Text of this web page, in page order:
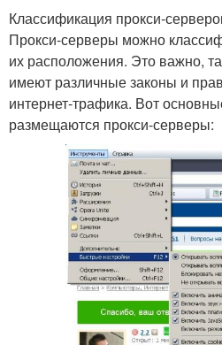
Классификация прокси-
Прокси-серверы можно
их расположения. Это важно,
имеют различные законы и
интернет-трафика. Вот
размещаются прокси-серверы: